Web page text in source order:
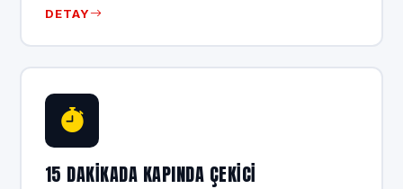
DETAY
15 DAKIKADA KAPINDA ÇEKICI